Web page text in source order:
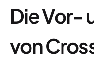
Die Vor-
von